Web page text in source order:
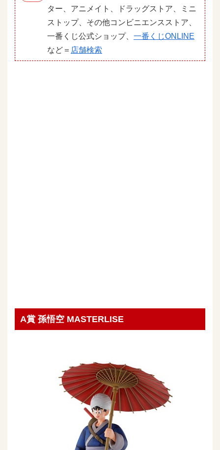
ター、アニメイト、ドラッグストア、ミニ
ストップ、その他コンビニエンスストア、
一番くじ公式ショップ、 一番くじONLINE
など＝ 店舗検索
A賞 孫悟空 MASTERLISE